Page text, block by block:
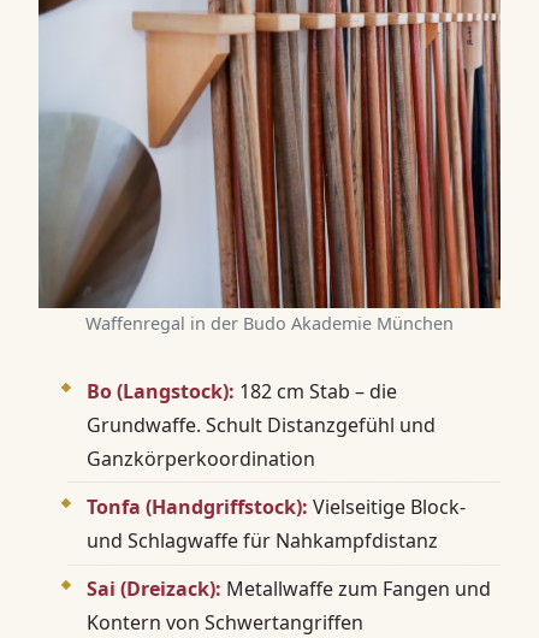
Waffenregal in der Budo Akademie München
Bo (Langstock): 182 cm Stab – die
Grundwaffe. Schult Distanzgefühl und
Ganzkörperkoordination
Tonfa (Handgriffstock): Vielseitige Block-
und Schlagwaffe für Nahkampfdistanz
Sai (Dreizack): Metallwaffe zum Fangen und
Kontern von Schwertangriffen